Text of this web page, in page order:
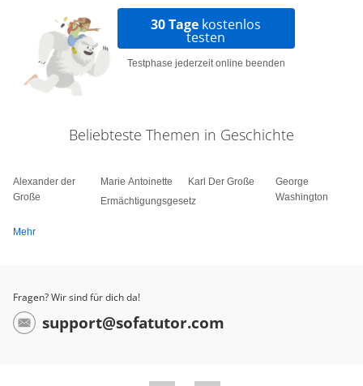
30 Tage kostenlos
testen
Testphase jederzeit online beenden
Beliebteste Themen in Geschichte
Alexander der
Große
Marie Antoinette
Ermächtigungsgesetz
Karl Der Große
George
Washington
Mehr
Fragen? Wir sind für dich da!
support@sofatutor.com